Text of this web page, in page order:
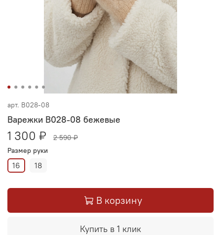
арт. В028-08
Варежки В028-08 бежевые
1 300 ₽
2 590 ₽
Размер руки
16 18
В корзину
Купить в 1 клик